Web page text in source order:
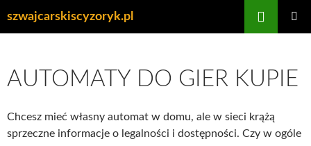
szwajcarskiscyzoryk.pl
AUTOMATY DO GIER KUPIE
Chcesz mieć własny automat w domu, ale w sieci krążą
sprzeczne informacje o legalności i dostępności. Czy w ogóle